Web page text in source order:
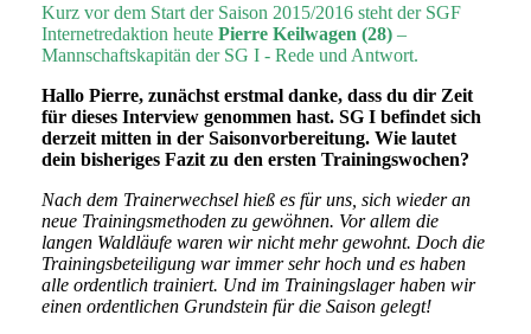
Kurz vor dem Start der Saison 2015/2016 steht der SGF
Internetredaktion heute Pierre Keilwagen (28) –
Mannschaftskapitän der SG I - Rede und Antwort.
Hallo Pierre, zunächst erstmal danke, dass du dir Zeit
für dieses Interview genommen hast. SG I befindet sich
derzeit mitten in der Saisonvorbereitung. Wie lautet
dein bisheriges Fazit zu den ersten Trainingswochen?
Nach dem Trainerwechsel hieß es für uns, sich wieder an
neue Trainingsmethoden zu gewöhnen. Vor allem die
langen Waldläufe waren wir nicht mehr gewohnt. Doch die
Trainingsbeteiligung war immer sehr hoch und es haben
alle ordentlich trainiert. Und im Trainingslager haben wir
einen ordentlichen Grundstein für die Saison gelegt!